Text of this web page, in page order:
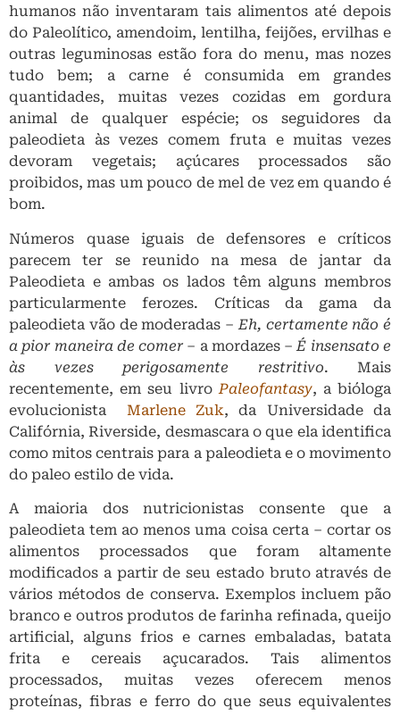
humanos não inventaram tais alimentos até depois
do Paleolítico, amendoim, lentilha, feijões, ervilhas e
outras leguminosas estão fora do menu, mas nozes
tudo bem; a carne é consumida em grandes
quantidades, muitas vezes cozidas em gordura
animal de qualquer espécie; os seguidores da
paleodieta às vezes comem fruta e muitas vezes
devoram vegetais; açúcares processados ​​são
proibidos, mas um pouco de mel de vez em quando é
bom.
Números quase iguais de defensores e críticos
parecem ter se reunido na mesa de jantar da
Paleodieta e ambas os lados têm alguns membros
particularmente ferozes. Críticas da gama da
paleodieta vão de moderadas – Eh, certamente não é
a pior maneira de comer – a mordazes – É insensato e
às vezes perigosamente restritivo. Mais
recentemente, em seu livro Paleofantasy, a bióloga
evolucionista Marlene Zuk, da Universidade da
Califórnia, Riverside, desmascara o que ela identifica
como mitos centrais para a paleodieta e o movimento
do paleo estilo de vida.
A maioria dos nutricionistas consente que a
paleodieta tem ao menos uma coisa certa – cortar os
alimentos processados ​​que foram altamente
modificados a partir de seu estado bruto através de
vários métodos de conserva. Exemplos incluem pão
branco e outros produtos de farinha refinada, queijo
artificial, alguns frios e carnes embaladas, batata
frita e cereais açucarados. Tais alimentos
processados, muitas vezes oferecem menos
proteínas, fibras e ferro do que seus equivalentes